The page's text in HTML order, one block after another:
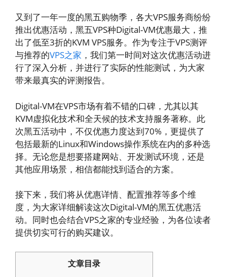
又到了一年一度的黑五购物季，各大VPS服务商纷纷
推出优惠活动，黑五VPS种Digital-VM优惠最大，推
出了低至3折的KVM VPS服务。作为专注于VPS测评
与推荐的VPS之家 ，我们第一时间对这次优惠活动进
行了深入分析，并进行了实际的性能测试，为大家
带来最真实的评测报告。
Digital-VM在VPS市场有着不错的口碑，尤其以其
KVM虚拟化技术和全天候的技术支持服务著称。此
次黑五活动中，不仅优惠力度达到70%，更提供了
包括最新的Linux和Windows操作系统在内的多种选
择。无论您是想要搭建网站、开发测试环境，还是
其他应用场景，相信都能找到适合的方案。
接下来，我们将从优惠详情、配置推荐等多个维
度，为大家详细解读这次Digital-VM的黑五优惠活
动。同时也会结合VPS之家的专业经验，为各位读者
提供切实可行的购买建议。
文章目录